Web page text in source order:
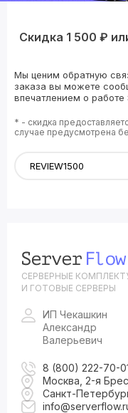
Скидка 1 500 ₽
Мы ценим обратную
заказа вы можете
впечатлением о работе
* - скидка
случае предусмотрена
СЕРВЕРНЫЕ
И ГОТОВЫЕ СЕРВЕРЫ
ИП Чекашкин
Александр
Валерьевич
8 (800) 222-70-
Москва, 2-я
Санкт-